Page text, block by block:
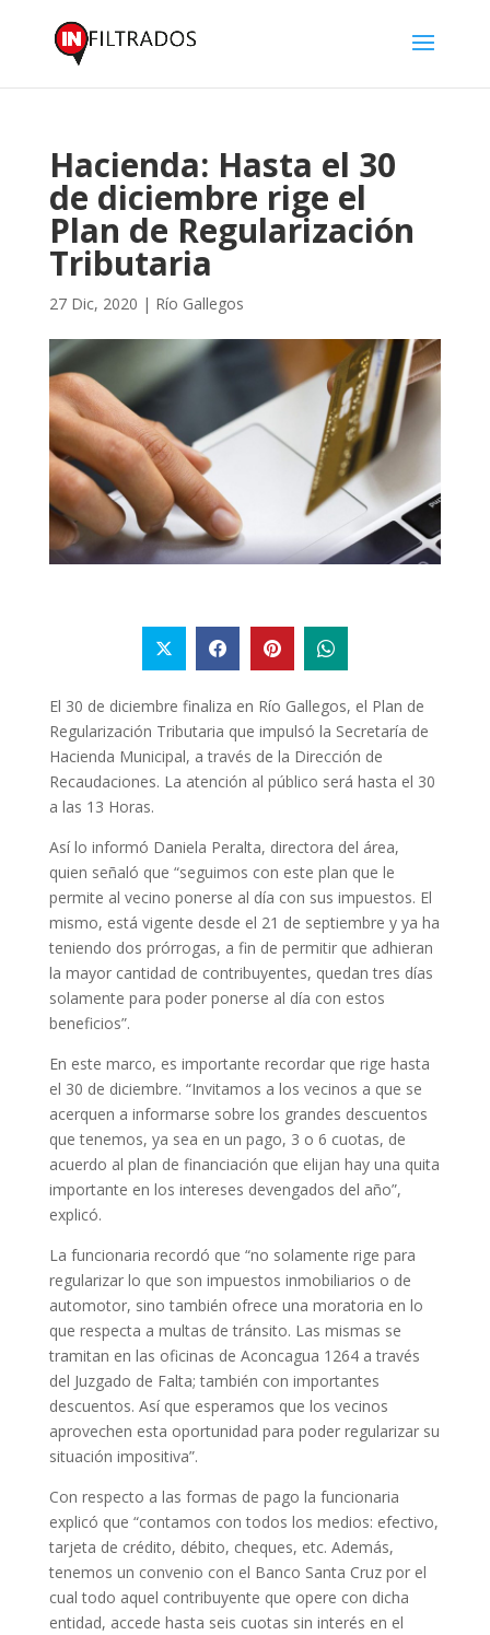
Hacienda: Hasta el 30
de diciembre rige el
Plan de Regularización
Tributaria
27 Dic, 2020 | Río Gallegos
El 30 de diciembre finaliza en Río Gallegos, el Plan de
Regularización Tributaria que impulsó la Secretaría de
Hacienda Municipal, a través de la Dirección de
Recaudaciones. La atención al público será hasta el 30
a las 13 Horas.
Así lo informó Daniela Peralta, directora del área,
quien señaló que “seguimos con este plan que le
permite al vecino ponerse al día con sus impuestos. El
mismo, está vigente desde el 21 de septiembre y ya ha
teniendo dos prórrogas, a fin de permitir que adhieran
la mayor cantidad de contribuyentes, quedan tres días
solamente para poder ponerse al día con estos
beneficios”.
En este marco, es importante recordar que rige hasta
el 30 de diciembre. “Invitamos a los vecinos a que se
acerquen a informarse sobre los grandes descuentos
que tenemos, ya sea en un pago, 3 o 6 cuotas, de
acuerdo al plan de financiación que elijan hay una quita
importante en los intereses devengados del año”,
explicó.
La funcionaria recordó que “no solamente rige para
regularizar lo que son impuestos inmobiliarios o de
automotor, sino también ofrece una moratoria en lo
que respecta a multas de tránsito. Las mismas se
tramitan en las oficinas de Aconcagua 1264 a través
del Juzgado de Falta; también con importantes
descuentos. Así que esperamos que los vecinos
aprovechen esta oportunidad para poder regularizar su
situación impositiva”.
Con respecto a las formas de pago la funcionaria
explicó que “contamos con todos los medios: efectivo,
tarjeta de crédito, débito, cheques, etc. Además,
tenemos un convenio con el Banco Santa Cruz por el
cual todo aquel contribuyente que opere con dicha
entidad, accede hasta seis cuotas sin interés en el